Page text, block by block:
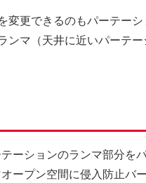
変更できるのもパーテー
マ（天井に近いパーテ
ーションのランマ部分を
ープン空間に侵入防止バ